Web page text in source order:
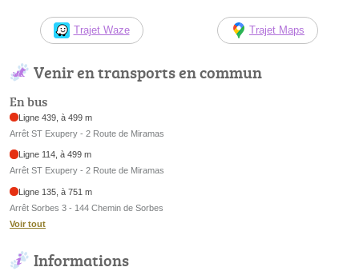
Trajet Waze Trajet Maps
Venir en transports en commun
En bus
Ligne 439, à 499 m
Arrêt ST Exupery - 2 Route de Miramas
Ligne 114, à 499 m
Arrêt ST Exupery - 2 Route de Miramas
Ligne 135, à 751 m
Arrêt Sorbes 3 - 144 Chemin de Sorbes
Voir tout
Informations